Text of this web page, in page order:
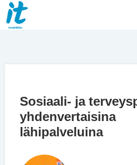
Sosiaali- ja
yhdenvertaisina
lähipalveluina